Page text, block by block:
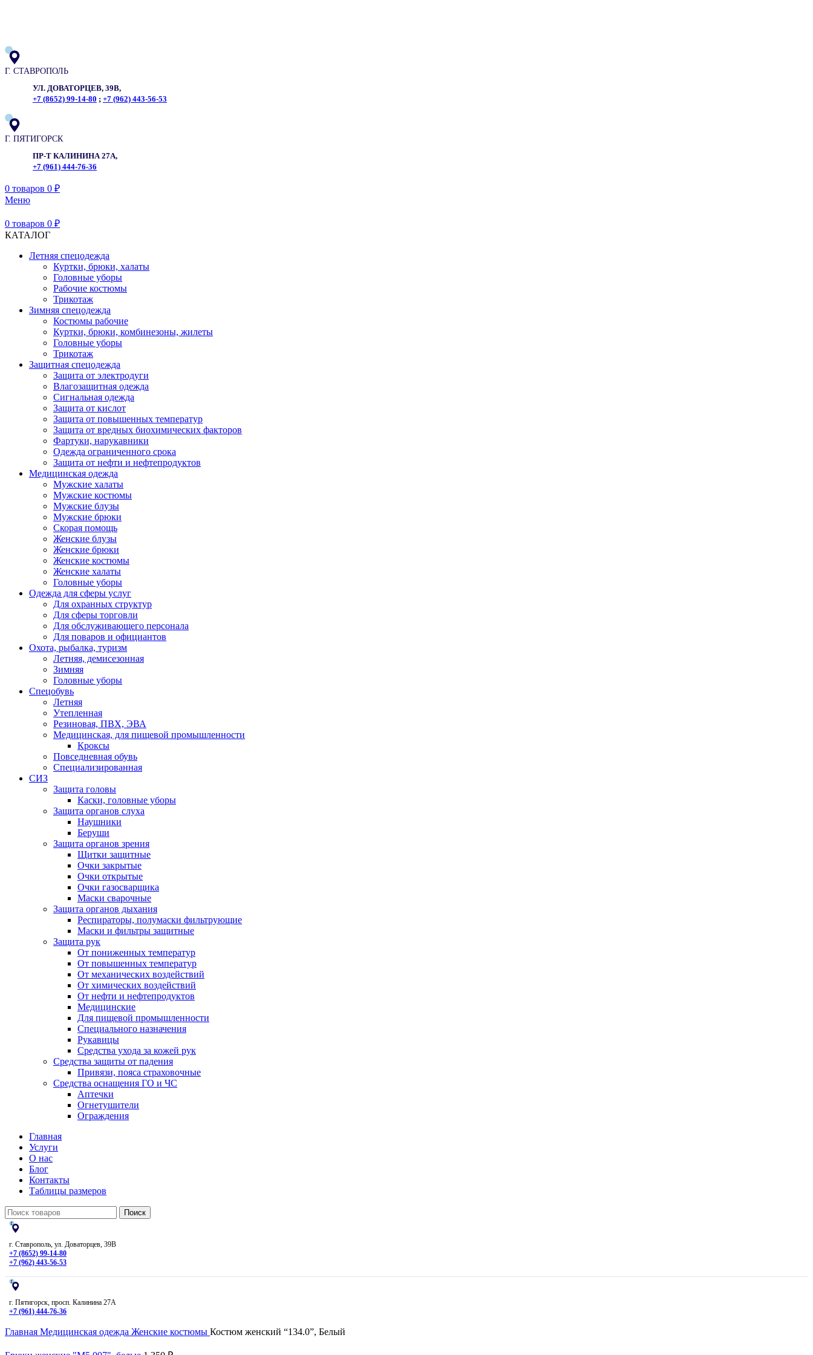
Г. СТАВРОПОЛЬ
УЛ. ДОВАТОРЦЕВ, 39В,
+7 (8652) 99-14-80 ; +7 (962) 443-56-53
Г. ПЯТИГОРСК
ПР-Т КАЛИНИНА 27А,
+7 (961) 444-76-36
0 товаров 0 ₽
Меню
0 товаров 0 ₽
КАТАЛОГ
Летняя спецодежда
Куртки, брюки, халаты
Головные уборы
Рабочие костюмы
Трикотаж
Зимняя спецодежда
Костюмы рабочие
Куртки, брюки, комбинезоны, жилеты
Головные уборы
Трикотаж
Защитная спецодежда
Защита от электродуги
Влагозащитная одежда
Сигнальная одежда
Защита от кислот
Защита от повышенных температур
Защита от вредных биохимических факторов
Фартуки, нарукавники
Одежда ограниченного срока
Защита от нефти и нефтепродуктов
Медицинская одежда
Мужские халаты
Мужские костюмы
Мужские блузы
Мужские брюки
Скорая помощь
Женские блузы
Женские брюки
Женские костюмы
Женские халаты
Головные уборы
Одежда для сферы услуг
Для охранных структур
Для сферы торговли
Для обслуживающего персонала
Для поваров и официантов
Охота, рыбалка, туризм
Летняя, демисезонная
Зимняя
Головные уборы
Спецобувь
Летняя
Утепленная
Резиновая, ПВХ, ЭВА
Медицинская, для пищевой промышленности
Кроксы
Повседневная обувь
Специализированная
СИЗ
Защита головы
Каски, головные уборы
Защита органов слуха
Наушники
Беруши
Защита органов зрения
Щитки защитные
Очки закрытые
Очки открытые
Очки газосварщика
Маски сварочные
Защита органов дыхания
Респираторы, полумаски фильтрующие
Маски и фильтры защитные
Защита рук
От пониженных температур
От повышенных температур
От механических воздействий
От химических воздействий
От нефти и нефтепродуктов
Медицинские
Для пищевой промышленности
Специального назначения
Рукавицы
Средства ухода за кожей рук
Средства защиты от падения
Привязи, пояса страховочные
Средства оснащения ГО и ЧС
Аптечки
Огнетушители
Ограждения
Главная
Услуги
О нас
Блог
Контакты
Таблицы размеров
Поиск
г. Ставрополь, ул. Доваторцев, 39В
+7 (8652) 99-14-80
+7 (962) 443-56-53
г. Пятигорск, просп. Калинина 27А
+7 (961) 444-76-36
Главная Медицинская одежда Женские костюмы Костюм женский “134.0”, Белый